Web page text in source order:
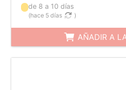
de 8 a 10 días
(hace 5 días )
AÑADIR A